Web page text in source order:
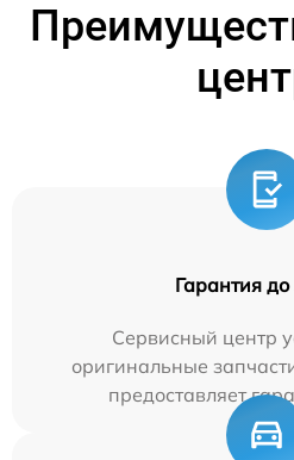
Гарантия до
Сервисный центр
оригинальные
предоставляет